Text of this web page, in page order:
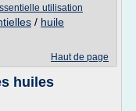
utilisation
/ huile
Haut de page
huiles